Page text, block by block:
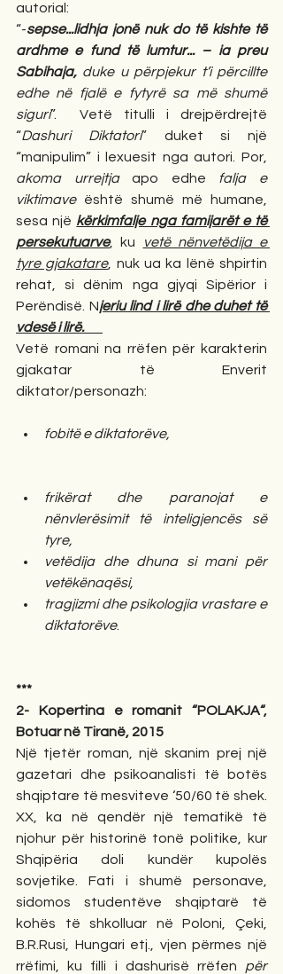
autorial:
“-sepse...lidhja jonë nuk do të kishte të
ardhme e fund të lumtur... – ia preu
Sabihaja, duke u përpjekur t’i përcillte
edhe në fjalë e fytyrë sa më shumë
siguri”.  Vetë titulli i drejpërdrejtë
“Dashuri Diktatori” duket si një
akoma urrejtja apo edhe falja e
viktimave është shumë më humane,
sesa një kërkimfalje nga famijarët e të
persekutuarve, ku
vetë nënvetëdija e
tyre gjakatare, nuk ua ka lënë shpirtin
rehat, si dënim nga gjyqi Sipërior i
Perëndisë. Njeriu lind i lirë dhe duhet të
vdesë i lirë.
Vetë romani na rrëfen për karakterin
gjakatar të Enverit
diktator/personazh:
fobitë e diktatorëve,
frikërat dhe paranojat e
nënvlerësimit të inteligjencës së
tyre,
vetëdija dhe dhuna si mani për
vetëkënaqësi,
tragjizmi dhe psikologjia vrastare e
diktatorëve.
***
2- Kopertina e romanit “POLAKJA“,
Botuar në Tiranë, 2015
Një tjetër roman, një skanim prej një
gazetari dhe psikoanalisti të botës
shqiptare të mesviteve ‘50/60 të shek.
XX, ka në qendër një tematikë të
njohur për historinë tonë politike, kur
Shqipëria doli kundër kupolës
sovjetike. Fati i shumë personave,
sidomos studentëve shqiptarë të
kohës të shkolluar në Poloni, Çeki,
B.R.Rusi, Hungari etj., vjen përmes një
rrëfimi, ku filli i dashurisë rrëfen për